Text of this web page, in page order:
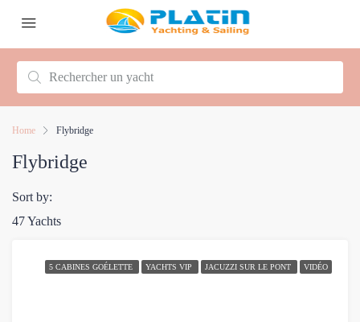
Home Flybridge
Flybridge
47 Yachts
Sort by:
5 CABINES GOÉLETTE YACHTS VIP JACUZZI SUR LE PONT VIDÉO